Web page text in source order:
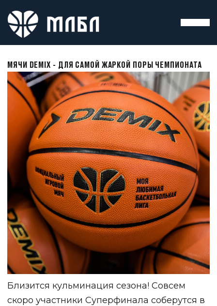
МЯЧИ DEMIX - ДЛЯ САМОЙ ЖАРКОЙ ПОРЫ ЧЕМПИОНАТА
Близится кульминация сезона! Совсем
скоро участники Суперфинала соберутся в